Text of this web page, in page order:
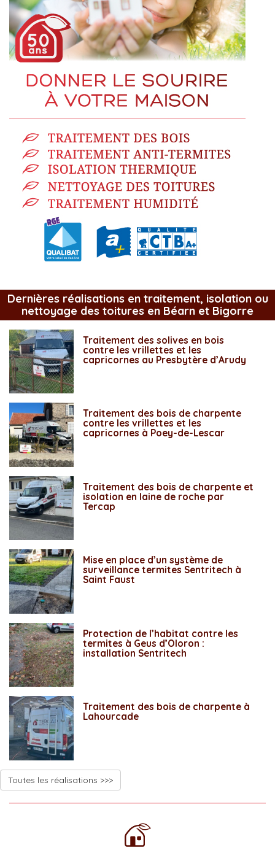
Dernières réalisations en traitement, isolation ou
nettoyage des toitures en Béarn et Bigorre
Traitement des solives en bois
contre les vrillettes et les
capricornes au Presbytère d’Arudy
Traitement des bois de charpente
contre les vrillettes et les
capricornes à Poey-de-Lescar
Traitement des bois de charpente et
isolation en laine de roche par
Tercap
Mise en place d’un système de
surveillance termites Sentritech à
Saint Faust
Protection de l’habitat contre les
termites à Geus d’Oloron :
installation Sentritech
Traitement des bois de charpente à
Lahourcade
Toutes les réalisations >>>